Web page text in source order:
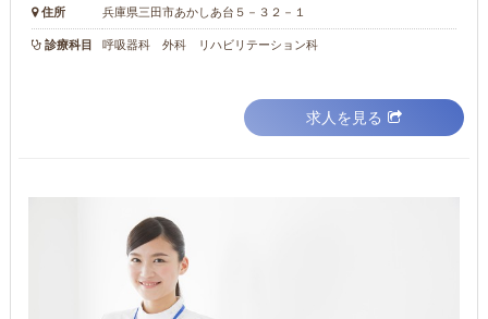
住所 兵庫県三田市あかしあ台５－３２－１
診療科目 呼吸器科 外科 リハビリテーション科
求人を見る